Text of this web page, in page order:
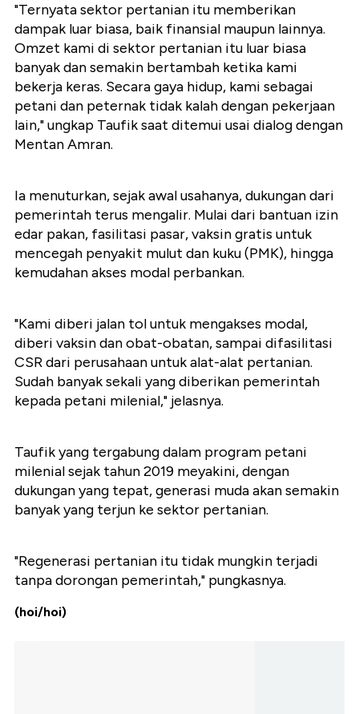
"Ternyata sektor pertanian itu memberikan
dampak luar biasa, baik finansial maupun lainnya.
Omzet kami di sektor pertanian itu luar biasa
banyak dan semakin bertambah ketika kami
bekerja keras. Secara gaya hidup, kami sebagai
petani dan peternak tidak kalah dengan pekerjaan
lain," ungkap Taufik saat ditemui usai dialog dengan
Mentan Amran.
Ia menuturkan, sejak awal usahanya, dukungan dari
pemerintah terus mengalir. Mulai dari bantuan izin
edar pakan, fasilitasi pasar, vaksin gratis untuk
mencegah penyakit mulut dan kuku (PMK), hingga
kemudahan akses modal perbankan.
"Kami diberi jalan tol untuk mengakses modal,
diberi vaksin dan obat-obatan, sampai difasilitasi
CSR dari perusahaan untuk alat-alat pertanian.
Sudah banyak sekali yang diberikan pemerintah
kepada petani milenial," jelasnya.
Taufik yang tergabung dalam program petani
milenial sejak tahun 2019 meyakini, dengan
dukungan yang tepat, generasi muda akan semakin
banyak yang terjun ke sektor pertanian.
"Regenerasi pertanian itu tidak mungkin terjadi
tanpa dorongan pemerintah," pungkasnya.
(hoi/hoi)